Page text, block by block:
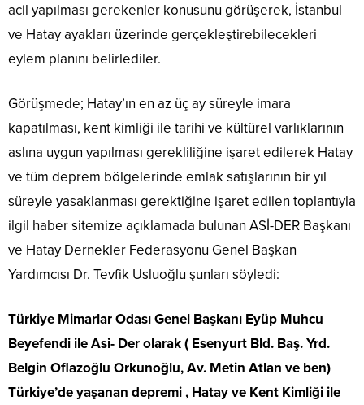
acil yapılması gerekenler konusunu görüşerek, İstanbul
ve Hatay ayakları üzerinde gerçekleştirebilecekleri
eylem planını belirlediler.
Görüşmede; Hatay’ın en az üç ay süreyle imara
kapatılması, kent kimliği ile tarihi ve kültürel varlıklarının
aslına uygun yapılması gerekliliğine işaret edilerek Hatay
ve tüm deprem bölgelerinde emlak satışlarının bir yıl
süreyle yasaklanması gerektiğine işaret edilen toplantıyla
ilgil haber sitemize açıklamada bulunan ASİ-DER Başkanı
ve Hatay Dernekler Federasyonu Genel Başkan
Yardımcısı Dr. Tevfik Usluoğlu şunları söyledi:
Türkiye Mimarlar Odası Genel Başkanı Eyüp Muhcu
Beyefendi ile Asi- Der olarak ( Esenyurt Bld. Baş. Yrd.
Belgin Oflazoğlu Orkunoğlu, Av. Metin Atlan ve ben)
Türkiye’de yaşanan depremi , Hatay ve Kent Kimliği ile